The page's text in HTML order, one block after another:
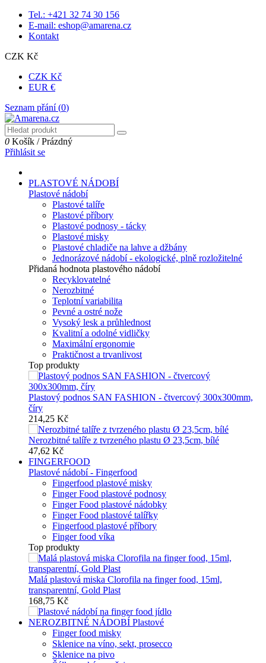
Tel.: +421 32 74 30 156
E-mail: eshop@amarena.cz
Kontakt
CZK Kč
CZK Kč
EUR €
Seznam přání (0)
0 Košík /Prázdný
Přihlásit se
PLASTOVÉ NÁDOBÍ
Plastové nádobí
Plastové talíře
Plastové příbory
Plastové podnosy - tácky
Plastové misky
Plastové chladiče na lahve a džbány
Jednorázové nádobí - ekologické, plně rozložitelné
Přidaná hodnota plastového nádobí
Recyklovatelné
Nerozbitné
Teplotní variabilita
Pevné a ostré nože
Vysoký lesk a průhlednost
Kvalitní a odolné vidličky
Maximální ergonomie
Praktičnost a trvanlivost
Top produkty
Plastový podnos SAN FASHION - čtvercový 300x300mm,
číry
214,25 Kč
Nerozbitné talíře z tvrzeného plastu Ø 23,5cm, bílé
47,62 Kč
FINGERFOOD
Plastové nádobí - Fingerfood
Fingerfood plastové misky
Finger Food plastové podnosy
Finger Food plastové nádobky
Finger Food plastové talířky
Fingerfood plastové příbory
Finger food víka
Top produkty
Malá plastová miska Clorofila na finger food, 15ml,
transparentní, Gold Plast
168,75 Kč
NEROZBITNÉ NÁDOBÍ Plastové
Finger food misky
Sklenice na víno, sekt, prosecco
Sklenice na pivo